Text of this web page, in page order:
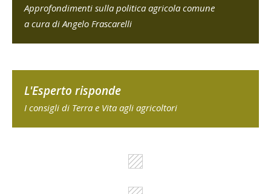
Approfondimenti sulla politica agricola comune
a cura di Angelo Frascarelli
L'Esperto risponde
I consigli di Terra e Vita agli agricoltori